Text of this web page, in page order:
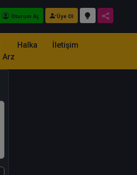
Oturum Aç Üye Ol
Halka
Arz
İletişim